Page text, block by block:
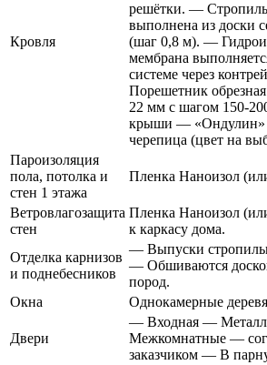
Кровля
решётки. —
выполнена из доски
(шаг 0,8 м). —
мембрана
системе через
Порешетник
22 мм с шагом 150-
крыши — «Ондулин»
черепица (цвет на
Пароизоляция
пола, потолка и
стен 1 этажа
Пленка Наноизол
Ветровлагозащита
стен
Пленка Наноизол
к каркасу дома.
Отделка карнизов
и поднебесников
— Выпуски
— Обшиваются
пород.
Окна
Однокамерные
Двери
— Входная —
Межкомнатные —
заказчиком — В